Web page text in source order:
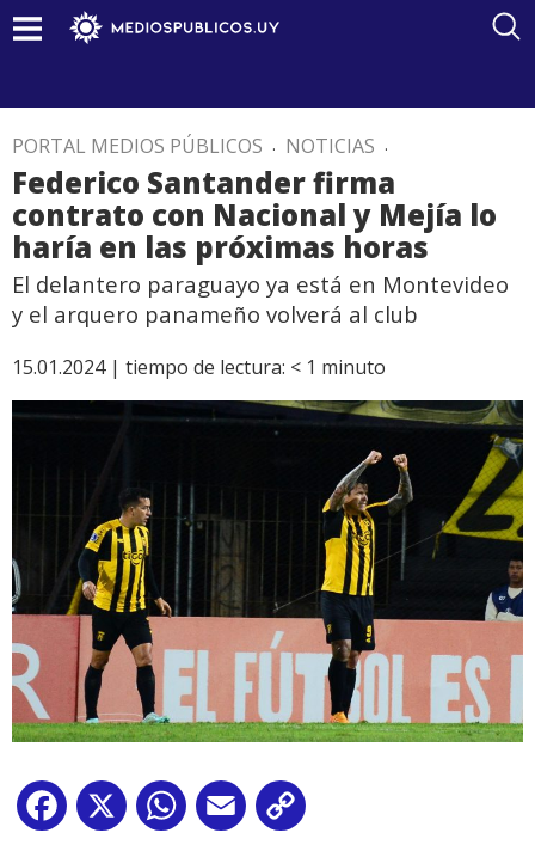
PORTAL MEDIOS PÚBLICOS . NOTICIAS .
Federico Santander firma
contrato con Nacional y Mejía lo
haría en las próximas horas
El delantero paraguayo ya está en Montevideo
y el arquero panameño volverá al club
15.01.2024 | tiempo de lectura: < 1 minuto
Facebook
X WhatsApp
Email